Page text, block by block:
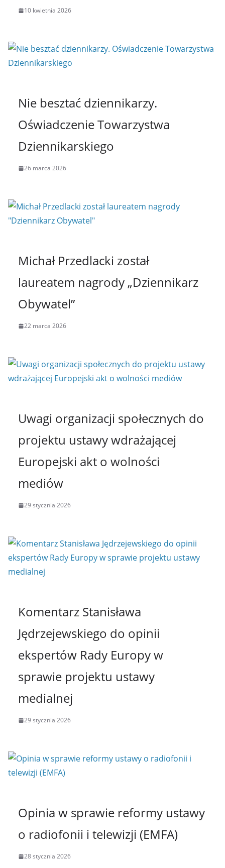
10 kwietnia 2026
Nie besztać dziennikarzy.
Oświadczenie Towarzystwa
Dziennikarskiego
26 marca 2026
Michał Przedlacki został
laureatem nagrody „Dziennikarz
Obywatel”
22 marca 2026
Uwagi organizacji społecznych do
projektu ustawy wdrażającej
Europejski akt o wolności
mediów
29 stycznia 2026
Komentarz Stanisława
Jędrzejewskiego do opinii
ekspertów Rady Europy w
sprawie projektu ustawy
medialnej
29 stycznia 2026
Opinia w sprawie reformy ustawy
o radiofonii i telewizji (EMFA)
28 stycznia 2026